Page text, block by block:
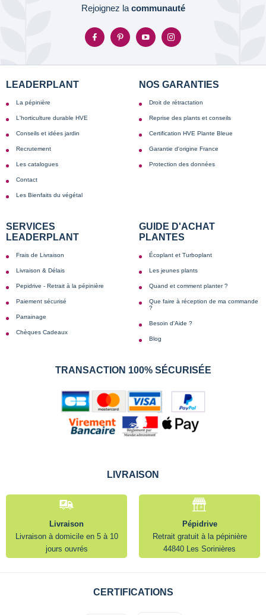
Rejoignez la communauté
LEADERPLANT
La pépinière
L'horticulture durable HVE
Conseils et idées jardin
Recrutement
Les catalogues
Contact
Les Bienfaits du végétal
NOS GARANTIES
Droit de rétractation
Reprise des plants et conseils
Certification HVE Plante Bleue
Garantie d'origine France
Protection des données
SERVICES
LEADERPLANT
Frais de Livraison
Livraison & Délais
Pepidrive - Retrait à la pépinière
Paiement sécurisé
Parrainage
Chèques Cadeaux
GUIDE D'ACHAT
PLANTES
Écoplant et Turboplant
Les jeunes plants
Quand et comment planter ?
Que faire à réception de ma commande
?
Besoin d'Aide ?
Blog
TRANSACTION 100% SÉCURISÉE
LIVRAISON
Livraison
Livraison à domicile en 5 à 10
jours ouvrés
Pépidrive
Retrait gratuit à la pépinière
44840 Les Sorinières
CERTIFICATIONS